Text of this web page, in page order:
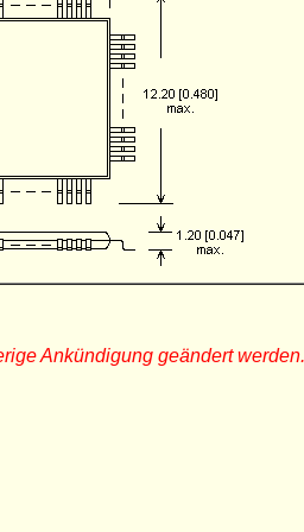
Ankündigung geändert werden.